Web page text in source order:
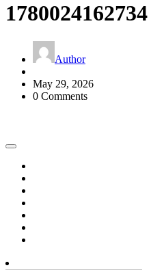
1780024162734
Author
May 29, 2026
0 Comments